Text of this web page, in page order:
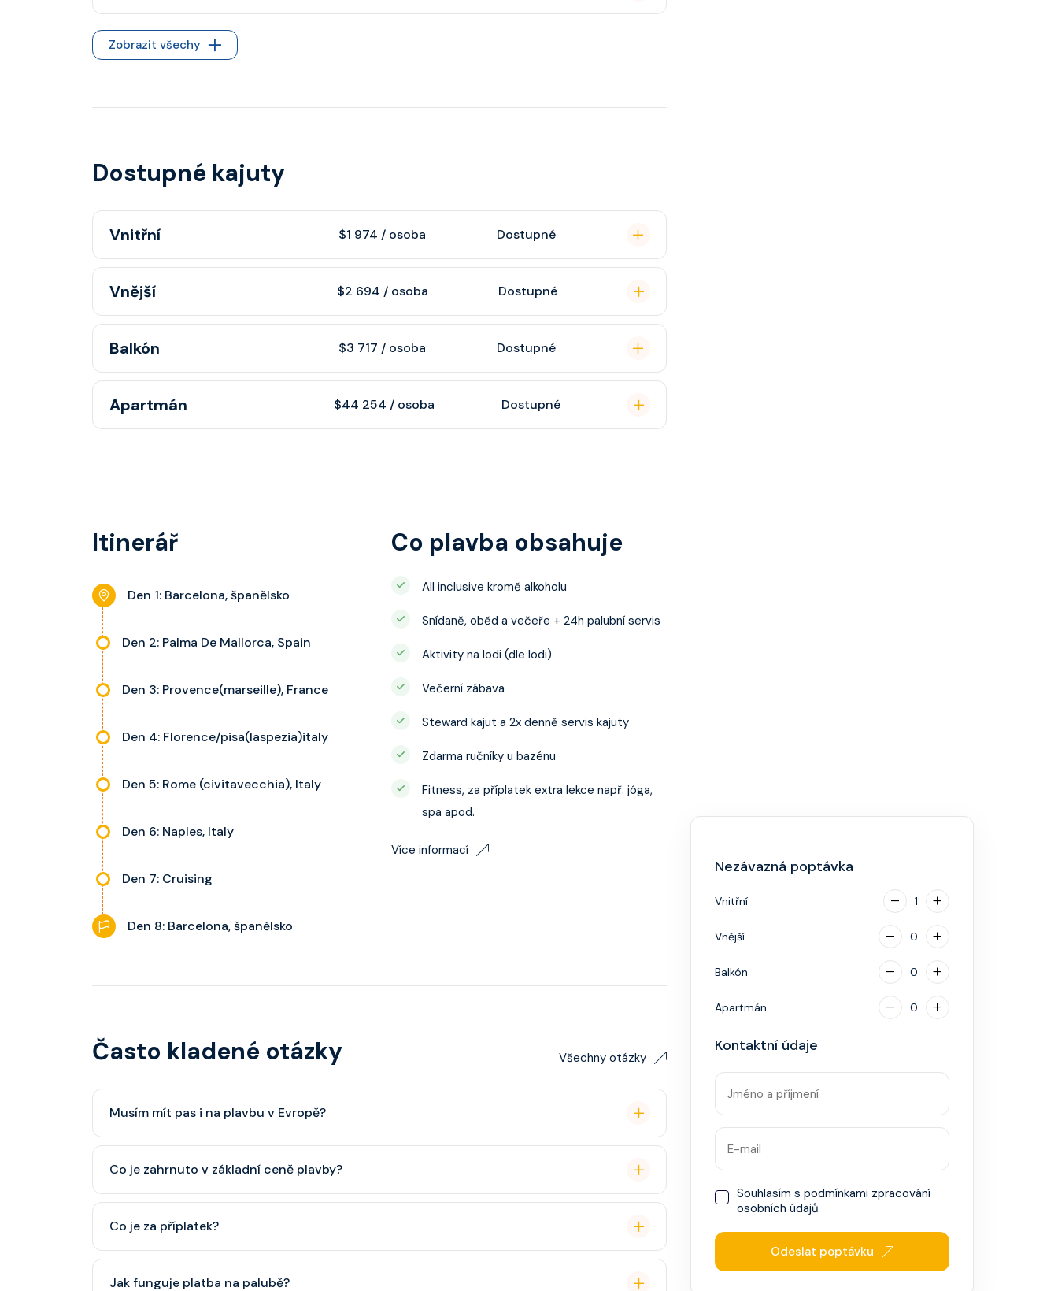
Zobrazit všechy
Dostupné kajuty
Vnitřní $1 974 / osoba Dostupné
Cenově nejdostupnější kajuta bez okna — ideální pro aktivní
cestovatele. V ceně plavby je plné stravování v hlavních
restauracích, zábava i přístup ke všem zážitkům na palubě.
Vnější $2 694 / osoba Dostupné
Kajuta s oknem nebo lodním okénkem a výhledem na oceán. V
přístup ke všem zážitkům na palubě.
Balkón $3 717 / osoba Dostupné
Kajuta s vlastním soukromým balkonem a výhledem na moře. V
ceně plavby je plné stravování v hlavních restauracích, zábava i
Apartmán $44 254 / osoba Dostupné
V ceně plavby je plné stravování v hlavních restauracích, zábava i
Itinerář
Den 1: Barcelona, španělsko
Den 2: Palma De Mallorca, Spain
Den 3: Provence(marseille), France
Den 4: Florence/pisa(laspezia)italy
Den 5: Rome (civitavecchia), Italy
Den 6: Naples, Italy
Den 7: Cruising
Den 8: Barcelona, španělsko
Co plavba obsahuje
All inclusive kromě alkoholu
Snídaně, oběd a večeře + 24h palubní servis
Aktivity na lodi (dle lodi)
Večerní zábava
Steward kajut a 2x denně servis kajuty
Zdarma ručníky u bazénu
Fitness, za příplatek extra lekce např. jóga,
spa apod.
Více informací
Často kladené otázky Všechny otázky
Musím mít pas i na plavbu v Evropě?
minimálně 6 měsíců po skončení plavby.
Co je zahrnuto v základní ceně plavby?
nápoje (voda, čaj, káva, limonády apod.).
Co je za příplatek?
některé aktivity.
Jak funguje platba na palubě?
Nezávazná poptávka
Vnitřní 1
Vnější 0
Balkón 0
Apartmán 0
Kontaktní údaje
Souhlasím spodmínkami zpracování
osobních údajů
Odeslat poptávku